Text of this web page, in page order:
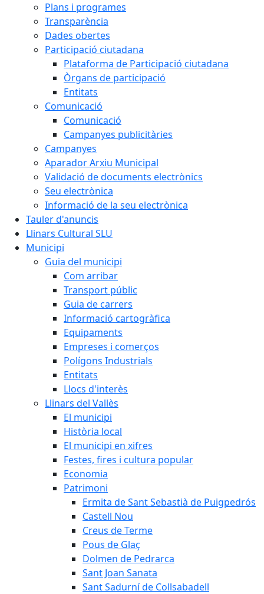
Plans i programes
Transparència
Dades obertes
Participació ciutadana
Plataforma de Participació ciutadana
Òrgans de participació
Entitats
Comunicació
Comunicació
Campanyes publicitàries
Campanyes
Aparador Arxiu Municipal
Validació de documents electrònics
Seu electrònica
Informació de la seu electrònica
Tauler d'anuncis
Llinars Cultural SLU
Municipi
Guia del municipi
Com arribar
Transport públic
Guia de carrers
Informació cartogràfica
Equipaments
Empreses i comerços
Polígons Industrials
Entitats
Llocs d'interès
Llinars del Vallès
El municipi
Història local
El municipi en xifres
Festes, fires i cultura popular
Economia
Patrimoni
Ermita de Sant Sebastià de Puigpedrós
Castell Nou
Creus de Terme
Pous de Glaç
Dolmen de Pedrarca
Sant Joan Sanata
Sant Sadurní de Collsabadell